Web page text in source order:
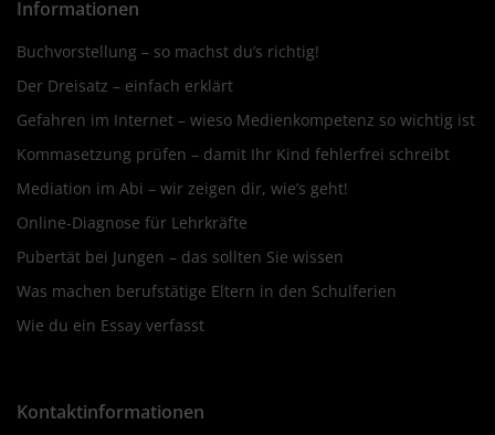
Informationen
Buchvorstellung – so machst du’s richtig!
Der Dreisatz – einfach erklärt
Gefahren im Internet – wieso Medienkompetenz so wichtig ist
Kommasetzung prüfen – damit Ihr Kind fehlerfrei schreibt
Mediation im Abi – wir zeigen dir, wie’s geht!
Online-Diagnose für Lehrkräfte
Pubertät bei Jungen – das sollten Sie wissen
Was machen berufstätige Eltern in den Schulferien
Wie du ein Essay verfasst
Kontaktinformationen